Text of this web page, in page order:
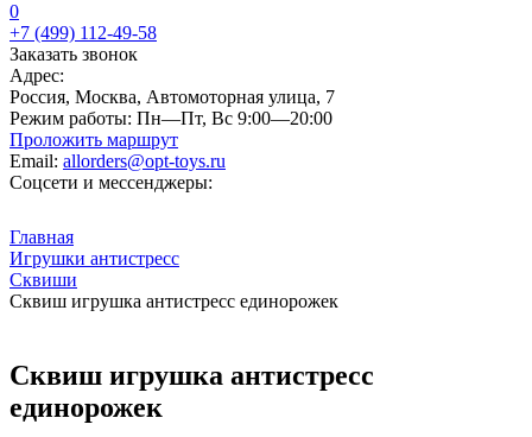
0
+7 (499) 112-49-58
Заказать звонок
Адрес:
Россия, Москва, Автомоторная улица, 7
Режим работы: Пн—Пт, Вс 9:00—20:00
Проложить маршрут
Email: allorders@opt-toys.ru
Соцсети и мессенджеры:
Главная
Игрушки антистресс
Сквиши
Сквиш игрушка антистресс единорожек
Сквиш игрушка антистресс
единорожек